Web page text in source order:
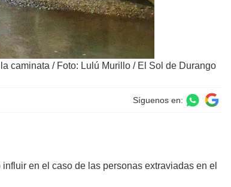
caminata / Foto: Lulú Murillo / El Sol de Durango
Síguenos en:
influir en el caso de las personas extraviadas en el